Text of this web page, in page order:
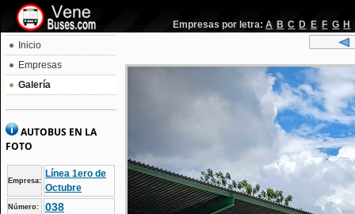
Empresas por letra: A B C D E F G H
Inicio
Empresas
Galería
AUTOBUS EN LA
FOTO
Empresa:
Línea 1ero de
Octubre
Número: 038